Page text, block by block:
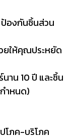
องกันชิ้นส่วน
ยให้คุณประหยัด
าน 10 ปี และชิ้น
ำหนด)
โภค-บริโภค